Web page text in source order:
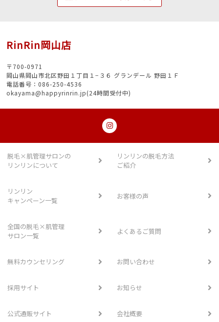
RinRin岡山店
〒700-0971
岡山県岡山市北区野田１丁目１−３６ グランデール 野田１Ｆ
電話番号：086-250-4536
okayama@happyrinrin.jp(24時間受付中)
脱毛×肌管理サロンの
リンリンについて
リンリンの脱毛方法
ご紹介
リンリン
キャンペーン一覧
お客様の声
全国の脱毛×肌管理
サロン一覧
よくあるご質問
無料カウンセリング お問い合わせ
採用サイト お知らせ
公式通販サイト 会社概要